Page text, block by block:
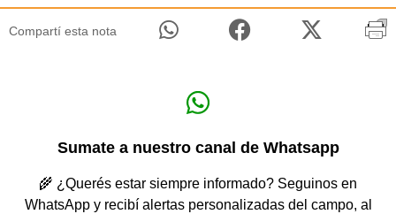
Compartí esta nota
Sumate a nuestro canal de Whatsapp
🌾 ¿Querés estar siempre informado? Seguinos en
WhatsApp y recibí alertas personalizadas del campo, al